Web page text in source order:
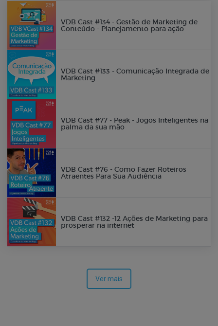
VDB Cast #134 - Gestão de Marketing de
Conteúdo - Planejamento para ação
VDB Cast #133 - Comunicação Integrada de
Marketing
VDB Cast #77 - Peak - Jogos Inteligentes na
palma da sua mão
VDB Cast #76 - Como Fazer Roteiros
Atraentes Para Sua Audiência
VDB Cast #132 -12 Ações de Marketing para
prosperar na internet
Ver mais